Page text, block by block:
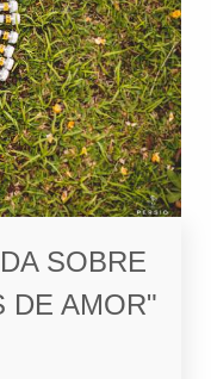
SOBRE
DE AMOR"